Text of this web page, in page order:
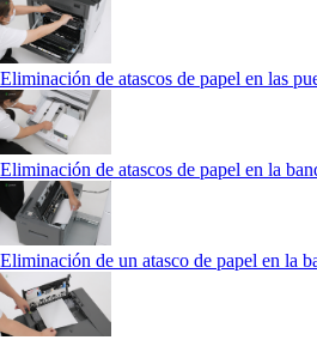
Eliminación de atascos de papel en las
Eliminación de atascos de papel en la
Eliminación de un atasco de papel en la